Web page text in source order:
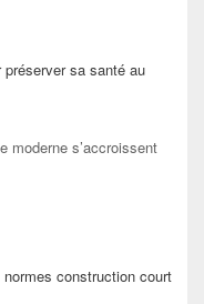
sa santé au
moderne s’accroissent
construction court